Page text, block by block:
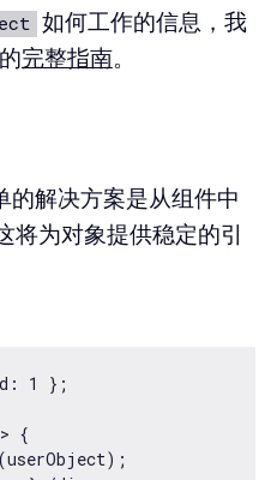
如何工作的信息，我
完整指南。
的解决方案是从组件中
将为对象提供稳定的引
1 };
{